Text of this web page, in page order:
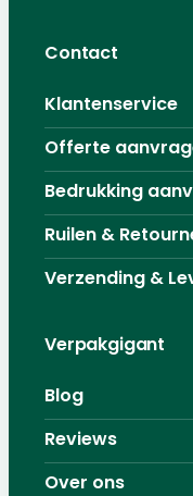
Contact
Klantenservice
Offerte
Bedrukking
Ruilen &
Verzending &
Verpakgigant
Blog
Reviews
Over ons